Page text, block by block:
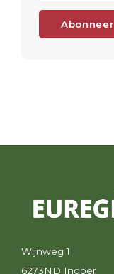
Abonneer
Wijnweg 1
6273ND Ingber